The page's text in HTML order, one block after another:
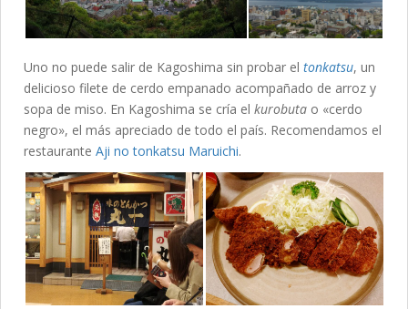
Uno no puede salir de Kagoshima sin probar el tonkatsu, un
delicioso filete de cerdo empanado acompañado de arroz y
sopa de miso. En Kagoshima se cría el kurobuta o «cerdo
negro», el más apreciado de todo el país. Recomendamos el
restaurante Aji no tonkatsu Maruichi.